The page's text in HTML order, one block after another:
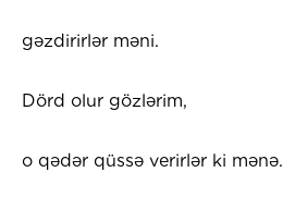
gəzdirirlər məni.
Dörd olur gözlərim,
o qədər qüssə verirlər ki mənə.